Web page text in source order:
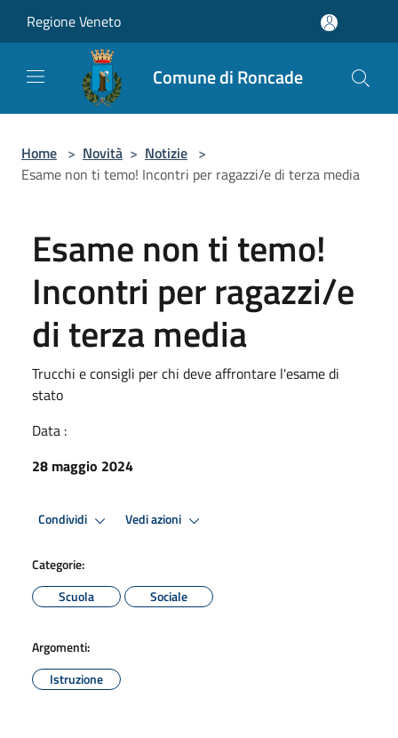
Regione Veneto
Comune di Roncade
Home > Novità > Notizie >
Esame non ti temo! Incontri per ragazzi/e di terza media
Esame non ti temo!
Incontri per ragazzi/e
di terza media
Trucchi e consigli per chi deve affrontare l'esame di
stato
Data :
28 maggio 2024
Condividi Vedi azioni
Categorie:
Scuola
Sociale
Argomenti:
Istruzione